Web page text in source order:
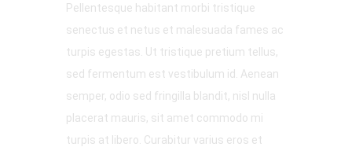
Pellentesque habitant morbi tristique
senectus et netus et malesuada fames ac
turpis egestas. Ut tristique pretium tellus,
sed fermentum est vestibulum id. Aenean
semper, odio sed fringilla blandit, nisl nulla
placerat mauris, sit amet commodo mi
turpis at libero. Curabitur varius eros et